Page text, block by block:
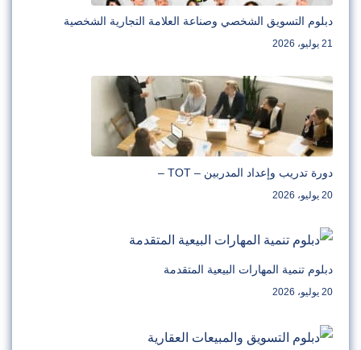
دبلوم التسويق الشخصي وصناعة العلامة التجارية الشخصية
21 يوليو، 2026
دورة تدريب وإعداد المدربين – TOT –
20 يوليو، 2026
دبلوم تنمية المهارات البيعية المتقدمة
20 يوليو، 2026